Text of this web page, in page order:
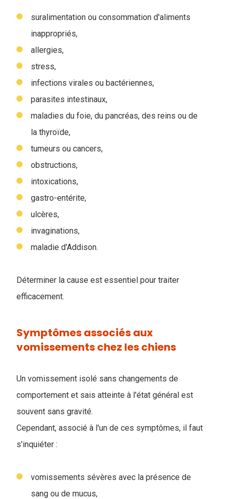
suralimentation ou consommation d'aliments
inappropriés,
allergies,
stress,
infections virales ou bactériennes,
parasites intestinaux,
maladies du foie, du pancréas, des reins ou de
la thyroïde,
tumeurs ou cancers,
obstructions,
intoxications,
gastro-entérite,
ulcères,
invaginations,
maladie d'Addison.
Déterminer la cause est essentiel pour traiter
efficacement.
Symptômes associés aux
vomissements chez les chiens
Un vomissement isolé sans changements de
comportement et sais atteinte à l'état général est
souvent sans gravité.
Cependant, associé à l'un de ces symptômes, il faut
s'inquiéter :
vomissements sévères avec la présence de
sang ou de mucus,